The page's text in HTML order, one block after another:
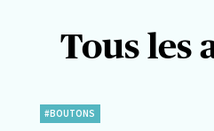
Tous les
#BOUTONS